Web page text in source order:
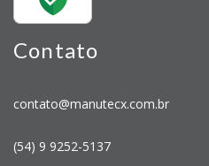
Contato
contato@manutecx.com.br
(54) 9 9252-5137